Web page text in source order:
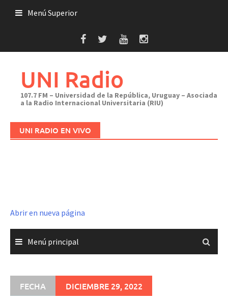
Menú Superior
UNI Radio
107.7 FM – Universidad de la República, Uruguay – Asociada
a la Radio Internacional Universitaria (RIU)
UNI RADIO EN VIVO
Abrir en nueva página
Menú principal
FECHA DICIEMBRE 29, 2022